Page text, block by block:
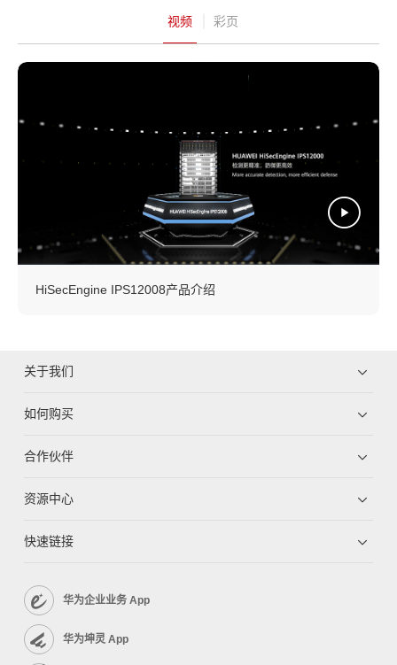
视频 彩页
HiSecEngine IPS12008产品介绍
关于我们
如何购买
合作伙伴
资源中心
快速链接
华为企业业务 App
华为坤灵 App